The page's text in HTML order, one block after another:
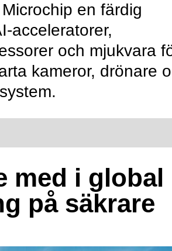
en färdig
acceleratorer,
och mjukvara
kameror, drönare
med i global
på säkrare